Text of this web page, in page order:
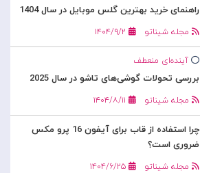
راهنمای خرید بهترین گلس موبایل در سال 1404
مجله شیناتو ۱۴۰۴/۹/۲
آینده‌ای منعطف
بررسی تحولات گوشی‌های تاشو در سال 2025
مجله شیناتو ۱۴۰۴/۸/۱۱
چرا استفاده از قاب برای آیفون 16 پرو مکس
ضروری است؟
مجله شیناتو ۱۴۰۴/۶/۲۵